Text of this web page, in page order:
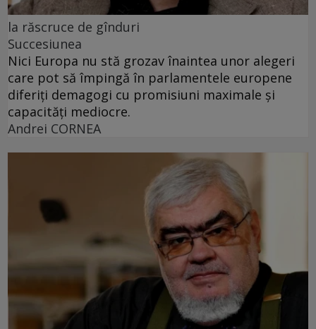
la răscruce de gînduri
Succesiunea
Nici Europa nu stă grozav înaintea unor alegeri
care pot să împingă în parlamentele europene
diferiți demagogi cu promisiuni maximale și
capacități mediocre.
Andrei CORNEA